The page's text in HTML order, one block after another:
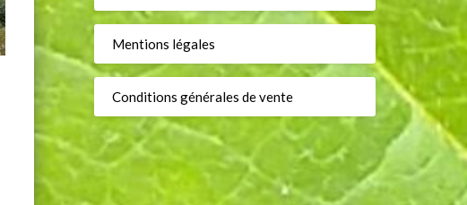
Mentions légales
Conditions générales de vente